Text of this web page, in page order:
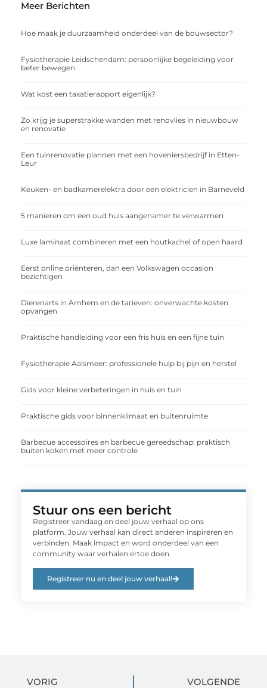
Meer Berichten
Hoe maak je duurzaamheid onderdeel van de bouwsector?
Fysiotherapie Leidschendam: persoonlijke begeleiding voor
beter bewegen
Wat kost een taxatierapport eigenlijk?
Zo krijg je superstrakke wanden met renovlies in nieuwbouw
en renovatie
Een tuinrenovatie plannen met een hoveniersbedrijf in Etten-
Leur
Keuken- en badkamerelektra door een elektricien in Barneveld
5 manieren om een oud huis aangenamer te verwarmen
Luxe laminaat combineren met een houtkachel of open haard
Eerst online oriënteren, dan een Volkswagen occasion
bezichtigen
Dierenarts in Arnhem en de tarieven: onverwachte kosten
opvangen
Praktische handleiding voor een fris huis en een fijne tuin
Fysiotherapie Aalsmeer: professionele hulp bij pijn en herstel
Gids voor kleine verbeteringen in huis en tuin
Praktische gids voor binnenklimaat en buitenruimte
Barbecue accessoires en barbecue gereedschap: praktisch
buiten koken met meer controle
Stuur ons een bericht
Registreer vandaag en deel jouw verhaal op ons
platform. Jouw verhaal kan direct anderen inspireren en
verbinden. Maak impact en word onderdeel van een
community waar verhalen ertoe doen.
Registreer nu en deel jouw verhaal!
VORIG VOLGENDE